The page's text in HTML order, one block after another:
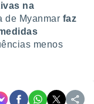
na
de Myanmar faz
menos